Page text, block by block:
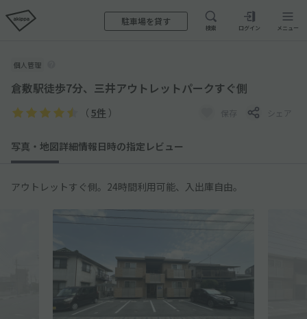
駐車場を貸す
検索 ログイン メニュー
個人管理
倉敷駅徒歩7分、三井アウトレットパークすぐ側
（ 5件 ） 保存 シェア
写真・地図詳細情報日時の指定 レビュー
アウトレットすぐ側。24時間利用可能、入出庫自由。